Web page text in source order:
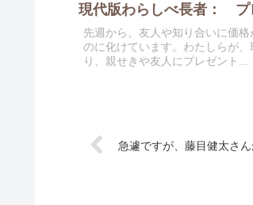
現代版わらしべ長者： プ
先週から、友人や知り合いに価
のに化けています。わたしらが
り、親せきや友人にプレゼント...
急遽ですが、藤目健太さ